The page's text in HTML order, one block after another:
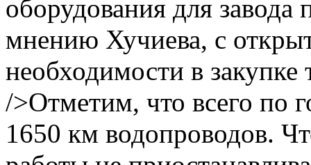
оборудования для
мнению Хучиева, с
необходимости в
/>Отметим, что всего по
1650 км водопроводов.